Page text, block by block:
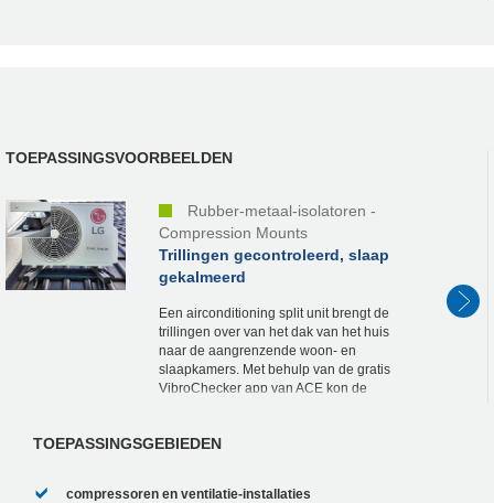
TOEPASSINGSVOORBEELDEN
Rubber-metaal-isolatoren -
Compression Mounts
Trillingen gecontroleerd, slaap
gekalmeerd
Een airconditioning split unit brengt de
trillingen over van het dak van het huis
naar de aangrenzende woon- en
slaapkamers. Met behulp van de gratis
VibroChecker app van ACE kon de
TOEPASSINGSGEBIEDEN
compressoren en ventilatie-installaties